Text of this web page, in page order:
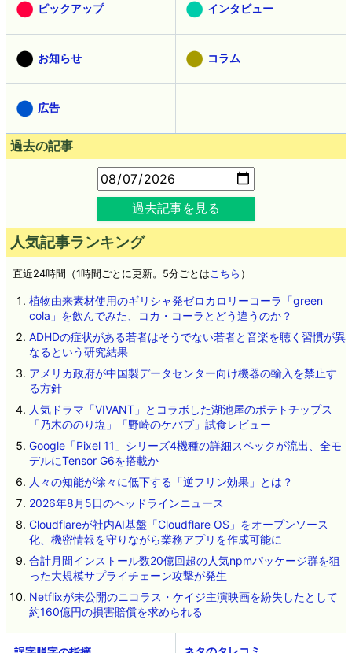
ピックアップ インタビュー
お知らせ コラム
広告
過去の記事
過去記事を見る
人気記事ランキング
直近24時間（1時間ごとに更新。5分ごとは こちら ）
植物由来素材使用のギリシャ発ゼロカロリーコーラ「green
cola」を飲んでみた、コカ・コーラとどう違うのか？
ADHDの症状がある若者はそうでない若者と音楽を聴く習慣が異
なるという研究結果
アメリカ政府が中国製データセンター向け機器の輸入を禁止す
る方針
人気ドラマ「VIVANT」とコラボした湖池屋のポテトチップス
「乃木ののり塩」「野崎のケバブ」試食レビュー
Google「Pixel 11」シリーズ4機種の詳細スペックが流出、全モ
デルにTensor G6を搭載か
人々の知能が徐々に低下する「逆フリン効果」とは？
2026年8月5日のヘッドラインニュース
Cloudflareが社内AI基盤「Cloudflare OS」をオープンソース
化、機密情報を守りながら業務アプリを作成可能に
合計月間インストール数20億回超の人気npmパッケージ群を狙
った大規模サプライチェーン攻撃が発生
Netflixが未公開のニコラス・ケイジ主演映画を紛失したとして
約160億円の損害賠償を求められる